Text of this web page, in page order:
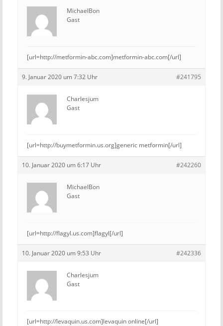
MichaelBon
Gast
[url=http://metformin-abc.com]metformin-abc.com[/url]
9. Januar 2020 um 7:32 Uhr #241795
Charlesjum
Gast
[url=http://buymetformin.us.org]generic metformin[/url]
10. Januar 2020 um 6:17 Uhr #242260
MichaelBon
Gast
[url=http://flagyl.us.com]flagyl[/url]
10. Januar 2020 um 9:53 Uhr #242336
Charlesjum
Gast
[url=http://levaquin.us.com]levaquin online[/url]